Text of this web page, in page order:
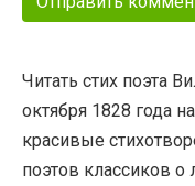
Читать стих поэта
октября 1828 года
красивые
поэтов классиков